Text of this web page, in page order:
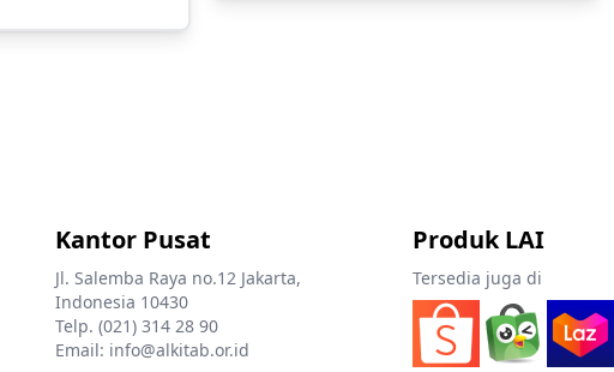
Kantor Pusat
Jl. Salemba Raya no.12 Jakarta,
Indonesia 10430
Telp. (021) 314 28 90
Email: info@alkitab.or.id
Produk LAI
Tersedia juga di